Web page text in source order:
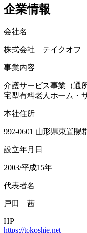
企業情報
会社名
株式会社 テイクオフ
事業内容
介護サービス事業（通
宅型有料老人ホーム・
本社住所
992-0601 山形県東置賜
設立年月日
2003/平成15年
代表者名
戸田 茜
HP
https://tokoshie.net